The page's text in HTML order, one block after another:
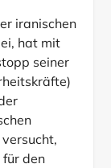
iranischen
hat mit
seiner
für den